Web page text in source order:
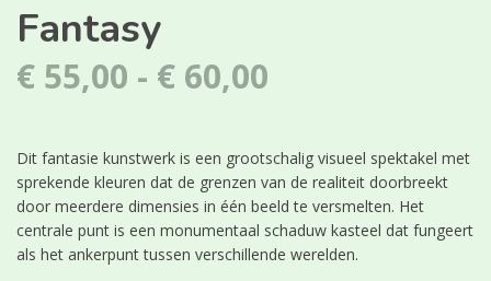
Fantasy
€ 55,00 - € 60,00
tot
€ 60,00
Dit fantasie kunstwerk is een grootschalig visueel spektakel met
sprekende kleuren dat de grenzen van de realiteit doorbreekt
door meerdere dimensies in één beeld te versmelten. Het
centrale punt is een monumentaal schaduw kasteel dat fungeert
als het ankerpunt tussen verschillende werelden.